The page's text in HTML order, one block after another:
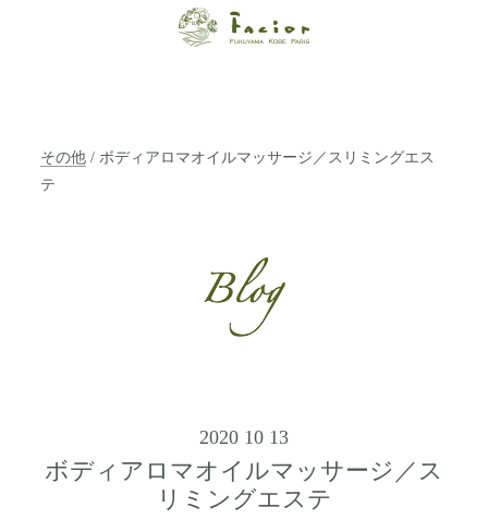
ン ファシオー
ルでご提案しま
す。
その他 / ボディアロマオイルマッサージ／スリミングエス
テ
2020 10 13
ボディアロマオイルマッサージ／ス
リミングエステ